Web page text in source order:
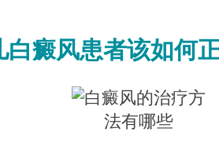
白癜风患者该如何